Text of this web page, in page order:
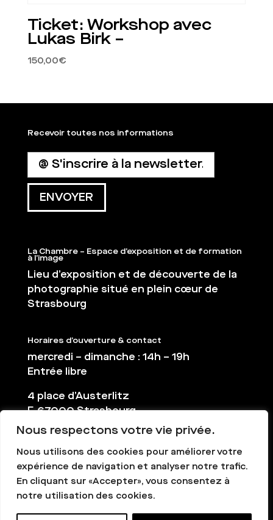
Nous respectons votre vie privée.
Nous utilisons des cookies pour améliorer votre
expérience de navigation et analyser notre trafic.
En cliquant sur «Accepter», vous consentez à
notre utilisation des cookies.
Ticket: Workshop avec
Lukas Birk –
150,00€
Recevoir toutes nos informations
La Chambre – Espace d’exposition et de formation
à l’image
Lieu d’exposition et de découverte de la
photographie situé en plein cœur de
Strasbourg
Horaires d’ouverture & contact
mercredi – dimanche : 14h – 19h
Entrée libre
4 place d’Austerlitz
F-67000 Strasbourg
03 88 36 65 38
contact@la-chambre.org